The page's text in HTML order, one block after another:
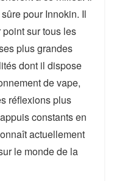
pour Innokin. Il
sur tous les
plus grandes
dont il dispose
de vape,
réflexions plus
constants en
actuellement
le monde de la